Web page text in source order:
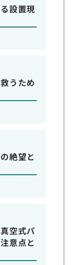
設置現
うため
絶望と
空式パ
意点と